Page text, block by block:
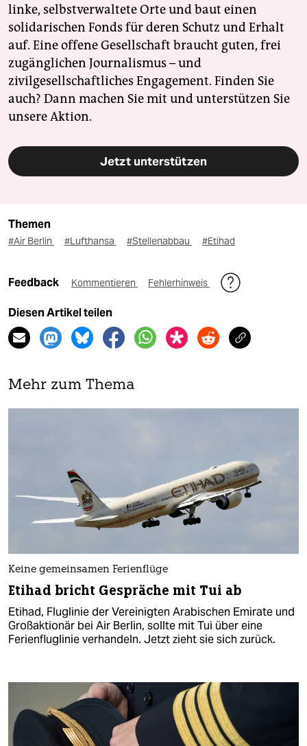
linke, selbstverwaltete Orte und baut einen
solidarischen Fonds für deren Schutz und Erhalt
auf. Eine offene Gesellschaft braucht guten, frei
zugänglichen Journalismus – und
zivilgesellschaftliches Engagement. Finden Sie
auch? Dann machen Sie mit und unterstützen Sie
unsere Aktion.
Jetzt unterstützen
Themen
#Air Berlin #Lufthansa #Stellenabbau #Etihad
Feedback Kommentieren Fehlerhinweis
Diesen Artikel teilen
Mehr zum Thema
Keine gemeinsamen Ferienflüge
Etihad bricht Gespräche mit Tui ab
Etihad, Fluglinie der Vereinigten Arabischen Emirate und
Großaktionär bei Air Berlin, sollte mit Tui über eine
Ferienfluglinie verhandeln. Jetzt zieht sie sich zurück.